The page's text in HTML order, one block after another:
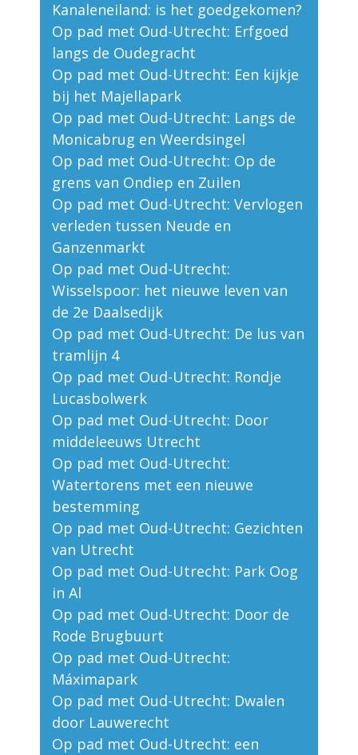
Kanaleneiland: is het goedgekomen?
Op pad met Oud-Utrecht: Erfgoed
langs de Oudegracht
Op pad met Oud-Utrecht: Een kijkje
bij het Majellapark
Op pad met Oud-Utrecht: Langs de
Monicabrug en Weerdsingel
Op pad met Oud-Utrecht: Op de
grens van Ondiep en Zuilen
Op pad met Oud-Utrecht: Vervlogen
verleden tussen Neude en
Ganzenmarkt
Op pad met Oud-Utrecht:
Wisselspoor: het nieuwe leven van
de 2e Daalsedijk
Op pad met Oud-Utrecht: De lus van
tramlijn 4
Op pad met Oud-Utrecht: Rondje
Lucasbolwerk
Op pad met Oud-Utrecht: Door
middeleeuws Utrecht
Op pad met Oud-Utrecht:
Watertorens met een nieuwe
bestemming
Op pad met Oud-Utrecht: Gezichten
van Utrecht
Op pad met Oud-Utrecht: Park Oog
in Al
Op pad met Oud-Utrecht: Door de
Rode Brugbuurt
Op pad met Oud-Utrecht:
Máximapark
Op pad met Oud-Utrecht: Dwalen
door Lauwerecht
Op pad met Oud-Utrecht: een